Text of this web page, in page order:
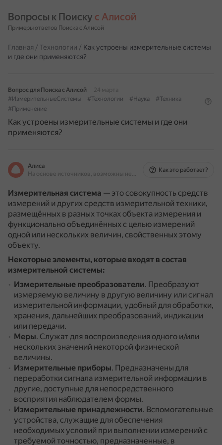
Вопросы к Поиску с Алисой
Примеры ответов Поиска с Алисой
Главная / Технологии / Как устроены измерительные системы
и где они применяются?
Вопрос для Поиска с Алисой
24 марта
#ИзмерительныеСистемы
#Технологии #Наука
#Техника
#Применение
Как устроены измерительные системы и где они
применяются?
Алиса
На основе источников, возможны неточности
Как это работает?
Измерительная система — это совокупность средств
измерений и других средств измерительной техники,
размещённых в разных точках объекта измерения и
функционально объединённых с целью измерений
одной или нескольких величин, свойственных этому
объекту.
Некоторые элементы, которые входят в состав
измерительной системы:
Измерительные преобразователи. Преобразуют
измеряемую величину в другую величину или сигнал
измерительной информации, удобный для обработки,
хранения, дальнейших преобразований, индикации
или передачи.
Меры. Служат для воспроизведения одного и/или
нескольких значений некоторой физической
величины.
Измерительные приборы. Предназначены для
переработки сигнала измерительной информации в
другие, доступные для непосредственного
восприятия наблюдателем формы.
Измерительные принадлежности. Вспомогательные
устройства, служащие для обеспечения
необходимых условий при выполнении измерений с
требуемой точностью, предназначенные, в